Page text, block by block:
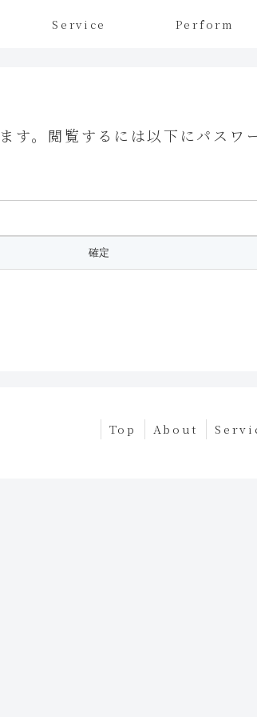
Service Perform
す。閲覧するには以下にパスワ
Top About